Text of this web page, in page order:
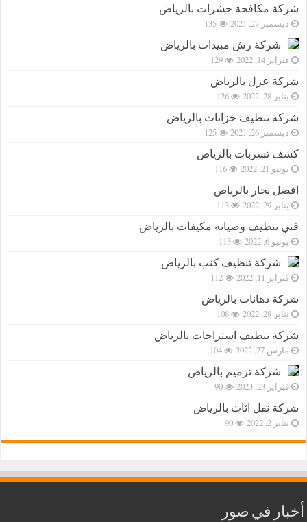
شركة مكافحة حشرات بالرياض
ديسمبر 27, 2021 135
شركة رش مبيدات بالرياض
فبراير 14, 2022 129
شركة عزل بالرياض
يناير 28, 2022 126
شركة تنظيف خزانات بالرياض
ديسمبر 26, 2021 125
كشف تسربات بالرياض
يونيو 21, 2022 116
افضل نجار بالرياض
يناير 29, 2022 113
فني تنظيف وصيانه مكيفات بالرياض
يونيو 6, 2022 113
شركة تنظيف كنب بالرياض
فبراير 11, 2022 112
شركة دهانات بالرياض
يناير 28, 2022 108
شركة تنظيف استراحات بالرياض
مارس 27, 2022 104
شركة ترميم بالرياض
فبراير 23, 2023 90
شركة نقل اثاث بالرياض
يناير 2, 2022 90
أخبار في صور